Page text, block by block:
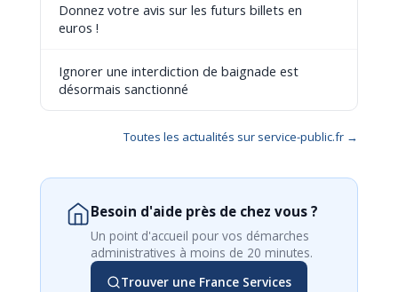
Donnez votre avis sur les futurs billets en
euros !
Ignorer une interdiction de baignade est
désormais sanctionné
Toutes les actualités sur service-public.fr →
Besoin d'aide près de chez vous ?
Un point d'accueil pour vos démarches
administratives à moins de 20 minutes.
Trouver une France Services